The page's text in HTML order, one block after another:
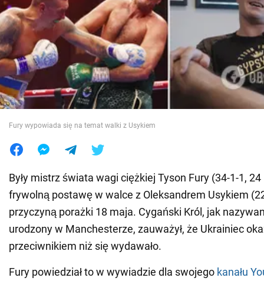
Wojna na Ukrainie
Świat
Jedzenie
Fury wypowiada się na temat walki z Usykiem
Były mistrz świata wagi ciężkiej Tyson Fury (34-1-1, 24
frywolną postawę w walce z Oleksandrem Usykiem
przyczyną porażki 18 maja. Cygański Król, jak
urodzony w Manchesterze, zauważył, że Ukrainiec
przeciwnikiem niż się wydawało.
Fury powiedział to w wywiadzie dla swojego kanału